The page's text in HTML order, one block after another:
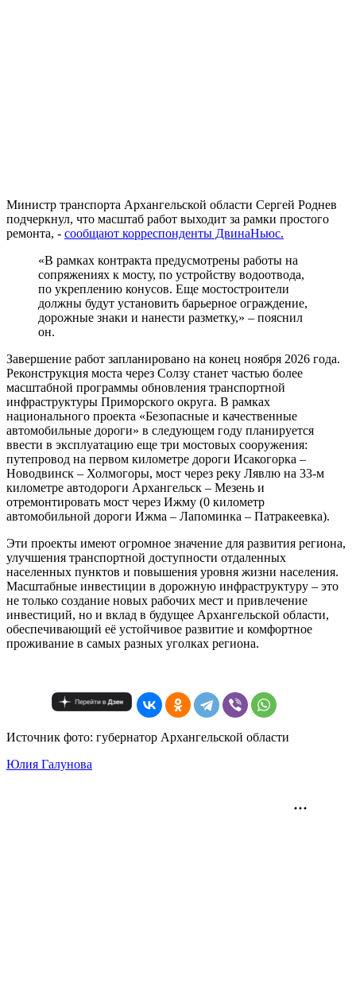
Министр транспорта Архангельской области Сергей Роднев
подчеркнул, что масштаб работ выходит за рамки простого
ремонта, - сообщают корреспонденты ДвинаНьюс.
«В рамках контракта предусмотрены работы на
сопряжениях к мосту, по устройству водоотвода,
по укреплению конусов. Еще мостостроители
должны будут установить барьерное ограждение,
дорожные знаки и нанести разметку,» – пояснил
он.
Завершение работ запланировано на конец ноября 2026 года.
Реконструкция моста через Солзу станет частью более
масштабной программы обновления транспортной
инфраструктуры Приморского округа. В рамках
национального проекта «Безопасные и качественные
автомобильные дороги» в следующем году планируется
ввести в эксплуатацию еще три мостовых сооружения:
путепровод на первом километре дороги Исакогорка –
Новодвинск – Холмогоры, мост через реку Лявлю на 33-м
километре автодороги Архангельск – Мезень и
отремонтировать мост через Ижму (0 километр
автомобильной дороги Ижма – Лапоминка – Патракеевка).
Эти проекты имеют огромное значение для развития региона,
улучшения транспортной доступности отдаленных
населенных пунктов и повышения уровня жизни населения.
Масштабные инвестиции в дорожную инфраструктуру – это
не только создание новых рабочих мест и привлечение
инвестиций, но и вклад в будущее Архангельской области,
обеспечивающий её устойчивое развитие и комфортное
проживание в самых разных уголках региона.
Источник фото: губернатор Архангельской области
Юлия Галунова